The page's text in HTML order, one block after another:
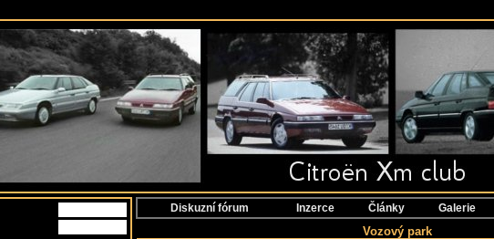
Diskuzní fórum Inzerce Články Galerie
Vozový park